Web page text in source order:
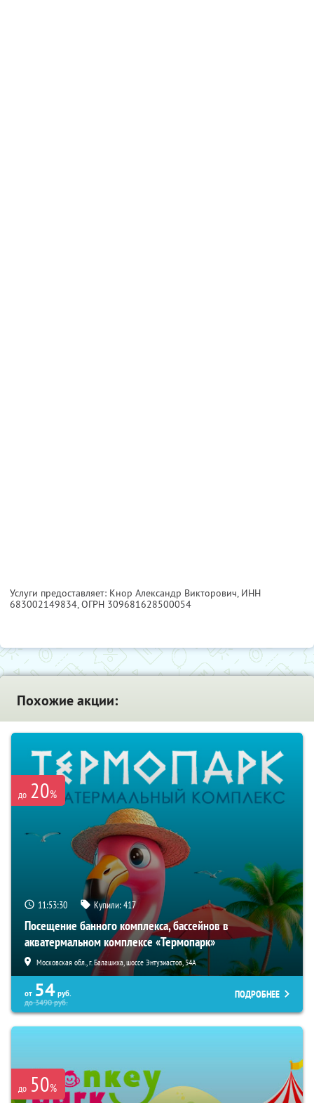
Услуги предоставляет: Кнор Александр Викторович, ИНН
683002149834, ОГРН 309681628500054
Похожие акции:
до 20%
11:53:29 Купили:417
Посещение банного комплекса, бассейнов в
акватермальном комплексе «Термопарк»
Московская обл., г. Балашиха, шоссе Энтузиастов, 54А
от 54 руб.
до3490руб.
ПОДРОБНЕЕ
до 50%